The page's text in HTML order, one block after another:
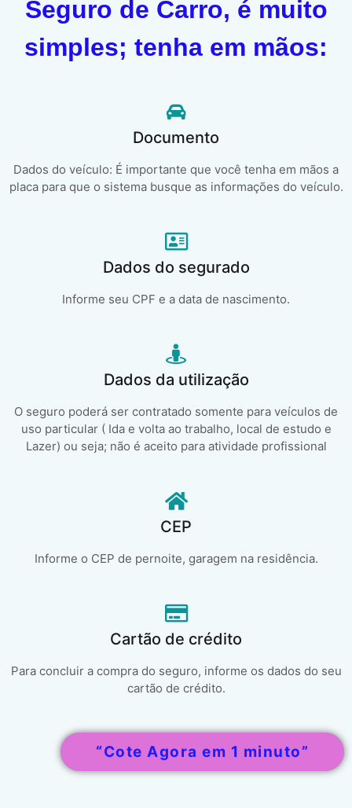
Seguro de Carro, é muito
simples; tenha em mãos:
Documento
Dados do veículo: É importante que você tenha em mãos a
placa para que o sistema busque as informações do veículo.
Dados do segurado
Informe seu CPF e a data de nascimento.
Dados da utilização
O seguro poderá ser contratado somente para veículos de
uso particular ( Ida e volta ao trabalho, local de estudo e
Lazer) ou seja; não é aceito para atividade profissional
CEP
Informe o CEP de pernoite, garagem na residência.
Cartão de crédito
Para concluir a compra do seguro, informe os dados do seu
cartão de crédito.
“Cote Agora em 1 minuto”